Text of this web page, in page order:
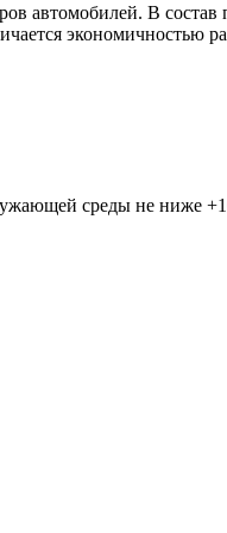
автомобилей. В состав
экономичностью
среды не ниже